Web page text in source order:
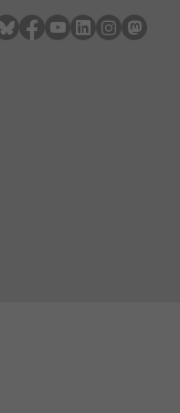
Volg ons op bluesky
Volg ons op facebook
Volg ons op
Volg ons op
Volg ons
Volg